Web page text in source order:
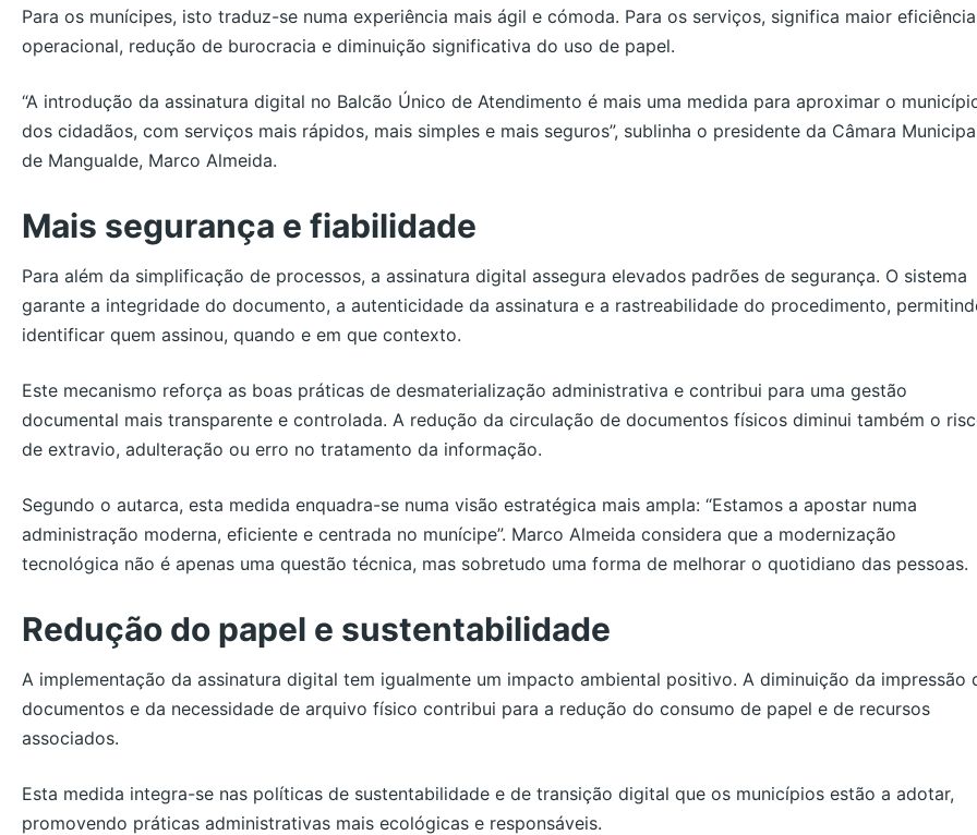
Para os munícipes, isto traduz-se numa experiência mais ágil e cómoda. Para os serviços, significa maior eficiência
operacional, redução de burocracia e diminuição significativa do uso de papel.
“A introdução da assinatura digital no Balcão Único de Atendimento é mais uma medida para aproximar o
dos cidadãos, com serviços mais rápidos, mais simples e mais seguros”, sublinha o presidente da Câmara
de Mangualde, Marco Almeida.
Mais segurança e fiabilidade
Para além da simplificação de processos, a assinatura digital assegura elevados padrões de segurança. O sistema
garante a integridade do documento, a autenticidade da assinatura e a rastreabilidade do procedimento,
identificar quem assinou, quando e em que contexto.
Este mecanismo reforça as boas práticas de desmaterialização administrativa e contribui para uma gestão
documental mais transparente e controlada. A redução da circulação de documentos físicos diminui também o
de extravio, adulteração ou erro no tratamento da informação.
Segundo o autarca, esta medida enquadra-se numa visão estratégica mais ampla: “Estamos a apostar numa
administração moderna, eficiente e centrada no munícipe”. Marco Almeida considera que a modernização
tecnológica não é apenas uma questão técnica, mas sobretudo uma forma de melhorar o quotidiano das pessoas.
Redução do papel e sustentabilidade
A implementação da assinatura digital tem igualmente um impacto ambiental positivo. A diminuição da impressão
documentos e da necessidade de arquivo físico contribui para a redução do consumo de papel e de recursos
associados.
Esta medida integra-se nas políticas de sustentabilidade e de transição digital que os municípios estão a adotar,
promovendo práticas administrativas mais ecológicas e responsáveis.